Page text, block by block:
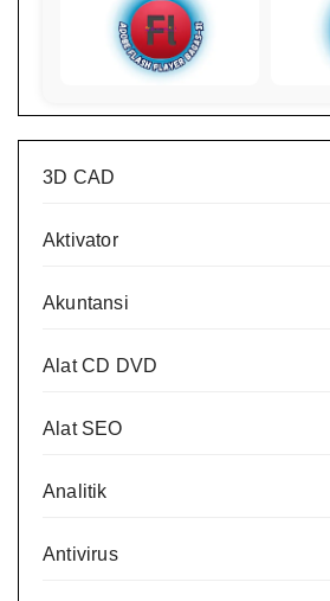
3D CAD
Aktivator
Akuntansi
Alat CD DVD
Alat SEO
Analitik
Antivirus